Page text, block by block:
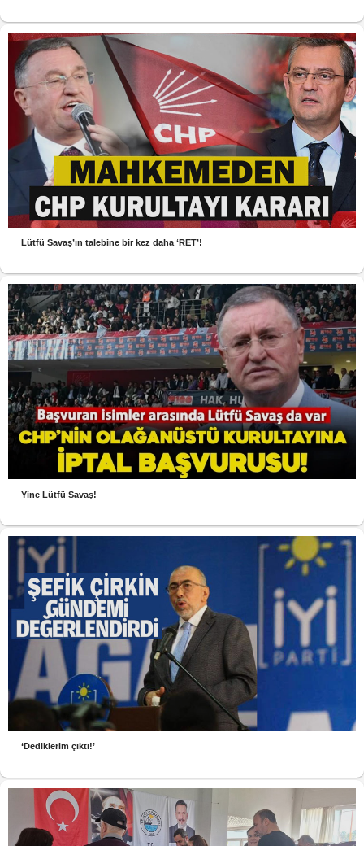
Lütfü Savaş’ın talebine bir kez daha ‘RET’!
Yine Lütfü Savaş!
‘Dediklerim çıktı!’